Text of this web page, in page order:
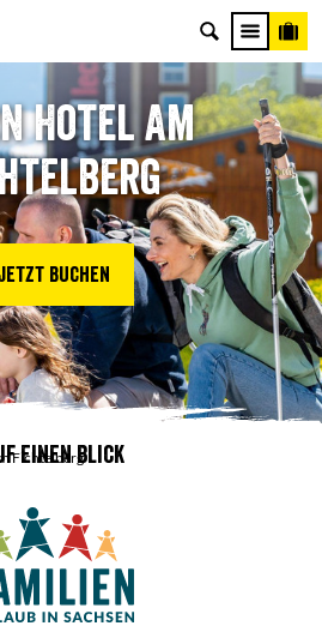
Hotel Am
buchen
Fichtelberg
einen Blick